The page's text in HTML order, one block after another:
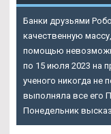
Банки друзьями
качественную
помощью
по 15 июля 2023 на
ученого никогда не
выполняла все его
Понедельник